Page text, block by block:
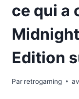
ce qui a
Edition
Par retrogaming